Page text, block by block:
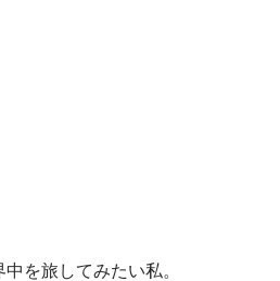
を旅してみたい私。